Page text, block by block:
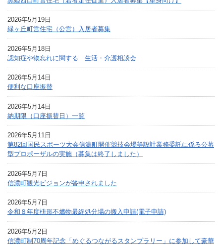
2026年5月19日
緑ヶ丘町営住宅（公営）入居者募集
2026年5月18日
認知症や物忘れに関する 生活・介護相談会
2026年5月14日
便利な口座振替
2026年5月14日
納期限（口座振替日）一覧
2026年5月11日
第82回国民スポーツ大会信濃町開催競技会場等設計業務委託に係る公募
型プロポーザルの実施（募集は終了しました）
2026年5月7日
信濃町観光ビジョンが答申されました
2026年5月7日
令和８年度枡形不燃物最終処分場の搬入申請(電子申請)
2026年5月2日
信濃町制70周年記念「めぐるつながるスタンプラリー」に参加して豪華